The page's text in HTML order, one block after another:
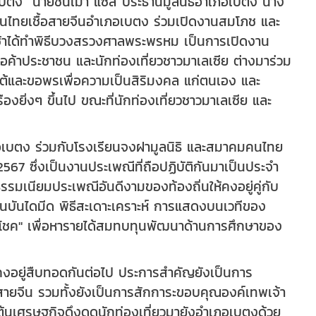
ยเชื้อสายจีนอำเภอเบตง ร่วมเปิดงานสมโภช และ
ได้ทำพิธีบวงสรวงศาลพระพรหม เป็นการเปิดงาน
ประชาชน และนักท่องเที่ยวชาวมาเลเซีย ต่างมาร่วม
ละขอพรเพื่อความเป็นสิริมงคล แก่ตนเอง และ
ยิ่งๆ ขึ้นไป ขณะที่นักท่องเที่ยวชาวมาเลเซีย และ
ตง ร่วมกับโรงเรียนจงฝามูลนิธิ และสมาคมคนไทย
ซึ่งเป็นงานประเพณีที่ถือปฏิบัติกันมาเป็นประจำ
รมเนียมประเพณีอันดีงามของท้องถิ่นให้คงอยู่คู่กับ
นไดมีด พิธีสะเดาะเคราะห์ การแสดงบนเวทีของ
ค" เพื่อหารายได้สมทบทุนพัฒนาด้านการศึกษาของ
อยู่สืบทอดกันต่อไป ประการสำคัญยังเป็นการ
ยจีน รวมทั้งยังเป็นการสักการะขอบคุณองค์เทพเจ้า
ศรษฐกิจดึงดูดนักท่องเที่ยวมายังอำเภอเบตงด้วย